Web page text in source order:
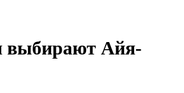
выбирают Айя-